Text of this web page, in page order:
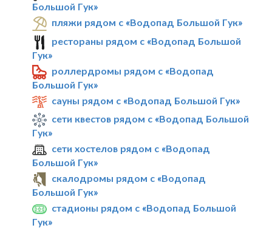
Большой Гук»
пляжи рядом с «Водопад Большой Гук»
рестораны рядом с «Водопад Большой
Гук»
роллердромы рядом с «Водопад
Большой Гук»
сауны рядом с «Водопад Большой Гук»
сети квестов рядом с «Водопад Большой
Гук»
сети хостелов рядом с «Водопад
Большой Гук»
скалодромы рядом с «Водопад
Большой Гук»
стадионы рядом с «Водопад Большой
Гук»